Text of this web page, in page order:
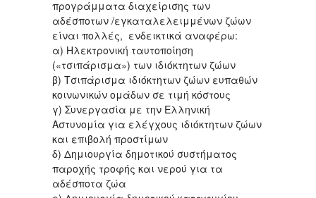
προγράμματα διαχείρισης των
αδέσποτων /εγκαταλελειμμένων ζώων
είναι πολλές, ενδεικτικά αναφέρω:
α) Ηλεκτρονική ταυτοποίηση
(«τσιπάρισμα») των ιδιόκτητων ζώων
β) Τσιπάρισμα ιδιόκτητων ζώων ευπαθών
κοινωνικών ομάδων σε τιμή κόστους
γ) Συνεργασία με την Ελληνική
Αστυνομία για ελέγχους ιδιόκτητων ζώων
και επιβολή προστίμων
δ) Δημιουργία δημοτικού συστήματος
παροχής τροφής και νερού για τα
αδέσποτα ζώα